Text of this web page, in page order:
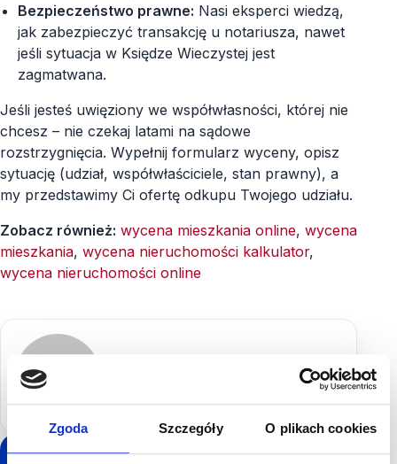
Zgoda Szczegóły O plikach cookies
Bezpieczeństwo prawne: Nasi eksperci wiedzą,
jak zabezpieczyć transakcję u notariusza, nawet
jeśli sytuacja w Księdze Wieczystej jest
zagmatwana.
Jeśli jesteś uwięziony we współwłasności, której nie
chcesz – nie czekaj latami na sądowe
rozstrzygnięcia. Wypełnij formularz wyceny, opisz
sytuację (udział, współwłaściciele, stan prawny), a
my przedstawimy Ci ofertę odkupu Twojego udziału.
Zobacz również: wycena mieszkania online, wycena
mieszkania, wycena nieruchomości kalkulator,
wycena nieruchomości online